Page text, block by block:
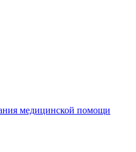
медицинской помощи